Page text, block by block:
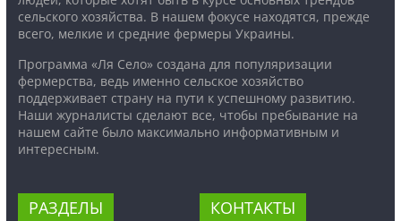
сельского хозяйства. В нашем фокусе находятся, прежде
всего, мелкие и средние фермеры Украины.
Программа «Ля Село» создана для популяризации
фермерства, ведь именно сельское хозяйство
поддерживает страну на пути к успешному развитию.
Наши журналисты сделают все, чтобы пребывание на
нашем сайте было максимально информативным и
интересным.
РАЗДЕЛЫ КОНТАКТЫ